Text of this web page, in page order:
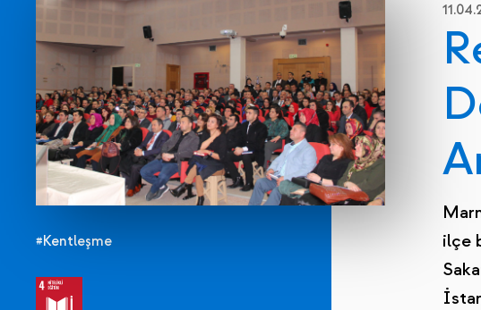
#Kentleşme
ilçe